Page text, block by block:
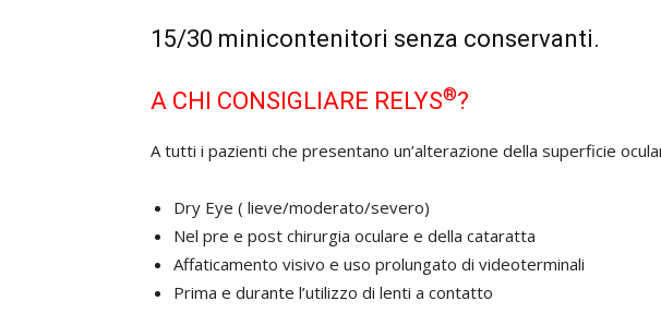
15/30 minicontenitori senza conservanti.
A CHI CONSIGLIARE RELYS®?
A tutti i pazienti che presentano un’alterazione della superficie
Dry Eye ( lieve/moderato/severo)
Nel pre e post chirurgia oculare e della cataratta
Affaticamento visivo e uso prolungato di videoterminali
Prima e durante l’utilizzo di lenti a contatto